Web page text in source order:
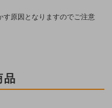
す原因となりますのでご注意
品